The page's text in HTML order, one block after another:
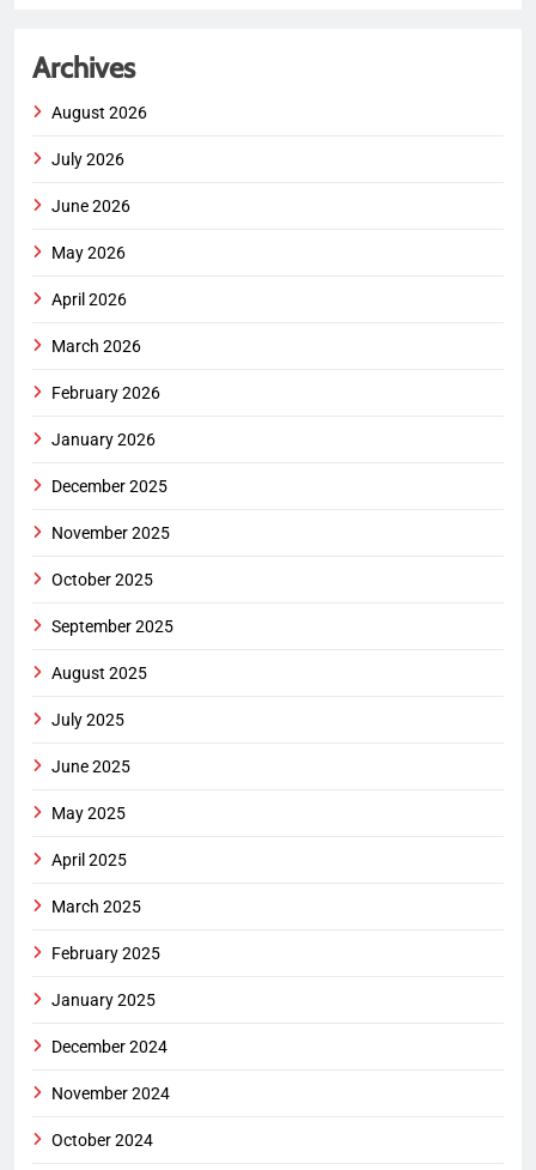
Archives
August 2026
July 2026
June 2026
May 2026
April 2026
March 2026
February 2026
January 2026
December 2025
November 2025
October 2025
September 2025
August 2025
July 2025
June 2025
May 2025
April 2025
March 2025
February 2025
January 2025
December 2024
November 2024
October 2024